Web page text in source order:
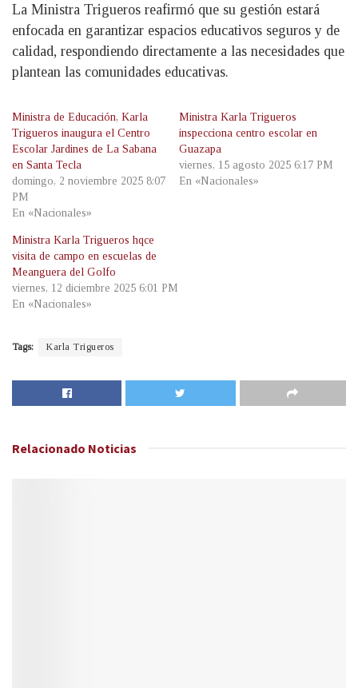
La Ministra Trigueros reafirmó que su gestión estará
enfocada en garantizar espacios educativos seguros y de
calidad, respondiendo directamente a las necesidades que
plantean las comunidades educativas.
Ministra de Educación, Karla
Trigueros inaugura el Centro
Escolar Jardines de La Sabana
en Santa Tecla
domingo, 2 noviembre 2025 8:07
PM
En «Nacionales»
Ministra Karla Trigueros
inspecciona centro escolar en
Guazapa
viernes, 15 agosto 2025 6:17 PM
En «Nacionales»
Ministra Karla Trigueros hqce
visita de campo en escuelas de
Meanguera del Golfo
viernes, 12 diciembre 2025 6:01 PM
En «Nacionales»
Tags: Karla Trigueros
Relacionado Noticias